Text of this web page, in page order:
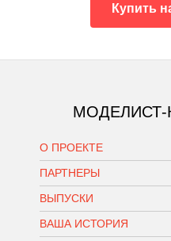
Купить
МОДЕЛИСТ-
О ПРОЕКТЕ
ПАРТНЕРЫ
ВЫПУСКИ
ВАША ИСТОРИЯ